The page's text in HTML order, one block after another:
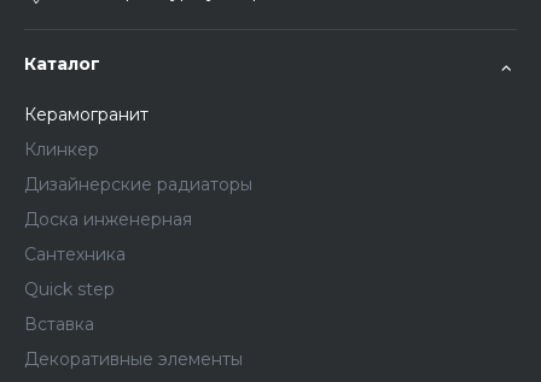
Каталог
Керамогранит
Клинкер
Дизайнерские радиаторы
Доска инженерная
Сантехника
Quick step
Вставка
Декоративные элементы